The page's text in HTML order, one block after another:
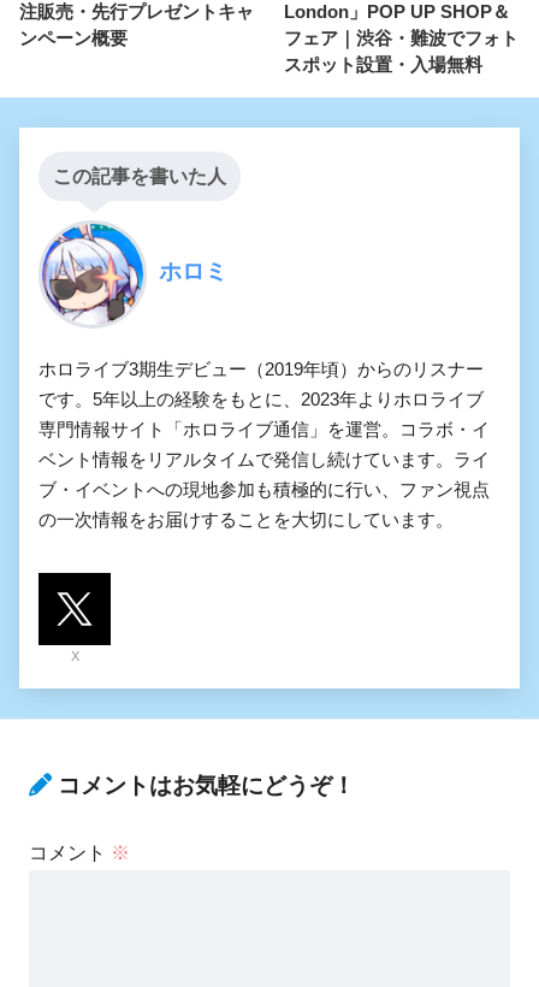
注販売・先行プレゼントキャ
ンペーン概要
London」POP UP SHOP＆
フェア｜渋谷・難波でフォト
スポット設置・入場無料
この記事を書いた人
ホロミ
ホロライブ3期生デビュー（2019年頃）からのリスナー
です。5年以上の経験をもとに、2023年よりホロライブ
専門情報サイト「ホロライブ通信」を運営。コラボ・イ
ベント情報をリアルタイムで発信し続けています。ライ
ブ・イベントへの現地参加も積極的に行い、ファン視点
の一次情報をお届けすることを大切にしています。
X
コメントはお気軽にどうぞ！
コメント ※